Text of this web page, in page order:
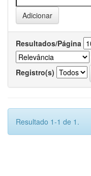
Resultados/Página
Registro(s)
Resultado 1-1 de 1.